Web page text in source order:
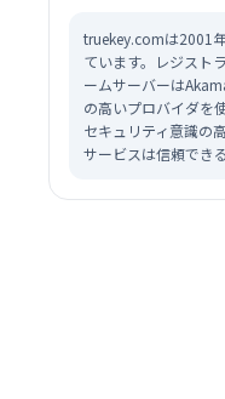
truekey.comは2001
ています。レジスト
ームサーバーは
の高いプロバイダを
セキュリティ意識の
サービスは信頼でき